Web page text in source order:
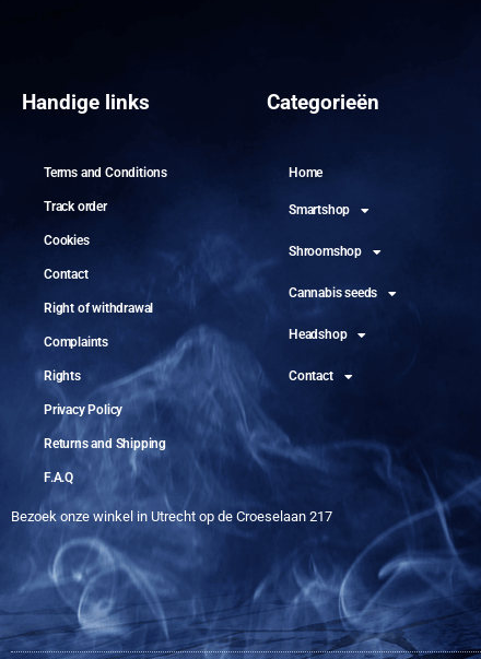
Handige links
Terms and Conditions
Track order
Cookies
Contact
Right of withdrawal
Complaints
Rights
Privacy Policy
Returns and Shipping
F.A.Q
Categorieën
Home
Smartshop
Shroomshop
Cannabis seeds
Headshop
Contact
Bezoek onze winkel in Utrecht op de Croeselaan 217